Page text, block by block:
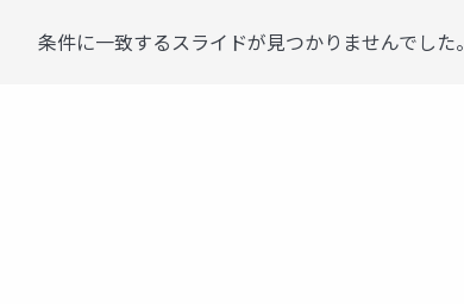
条件に一致するスライドが見つかりませんでした。